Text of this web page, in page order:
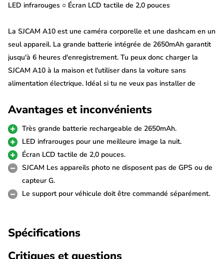
LED infrarouges ○ Écran LCD tactile de 2,0 pouces
La SJCAM A10 est une caméra corporelle et une dashcam en un
seul appareil. La grande batterie intégrée de 2650mAh garantit
jusqu'à 6 heures d'enregistrement. Tu peux donc charger la
SJCAM A10 à la maison et l'utiliser dans la voiture sans
alimentation électrique. Idéal si tu ne veux pas installer de
pouces qui la rend facile à utiliser et elle filme en résolution
QuadHD nette.
Grande batterie
L'A10 dispose d'une grande batterie de 2650mAh qui te permet
d'enregistrer jusqu'à 6 heures avec une seule charge. Idéal pour
l'utiliser comme dashcam sans avoir à la brancher sur
encore plus de capacité.
Avantages et inconvénients
Très grande batterie rechargeable de 2650mAh.
LED infrarouges pour une meilleure image la nuit.
Écran LCD tactile de 2,0 pouces.
SJCAM Les appareils photo ne disposent pas de GPS ou de
capteur G.
Le support pour véhicule doit être commandé séparément.
Spécifications